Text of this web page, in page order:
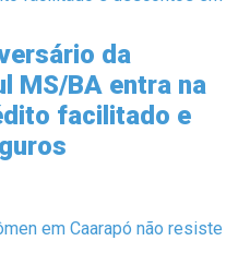
da
MS/BA entra na
facilitado e